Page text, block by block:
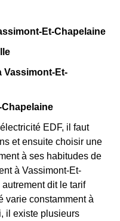
Et-Chapelaine
Vassimont-Et-
Chapelaine
EDF, il faut
et ensuite choisir une
à ses habitudes de
à Vassimont-Et-
dit le tarif
varie constamment à
il existe plusieurs